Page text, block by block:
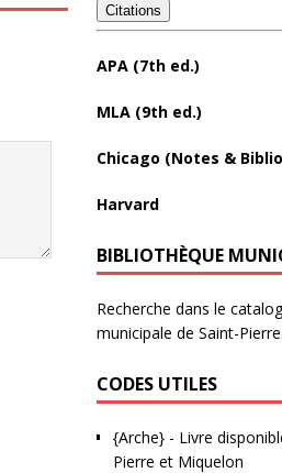
Citations
APA (7th ed.)
MLA (9th ed.)
Chicago (Notes &
Harvard
BIBLIOTHÈQUE
Recherche dans le
municipale de Saint-Pierre.
CODES UTILES
{Arche}- Livre
Pierre et Miquelon